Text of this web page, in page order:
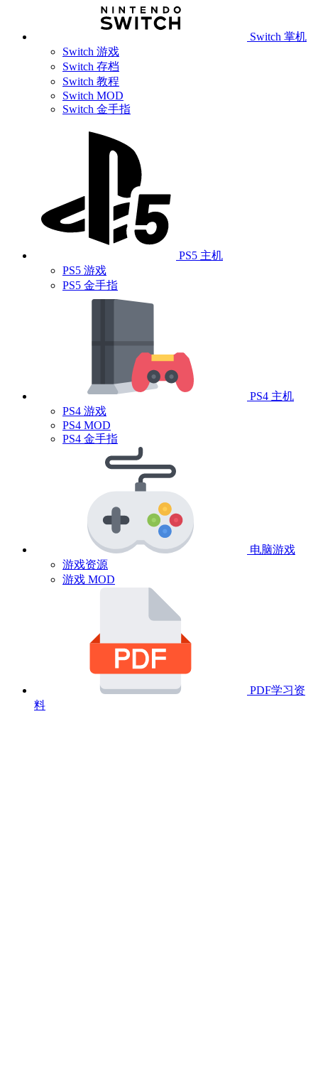
Switch 掌机
Switch 游戏
Switch 存档
Switch 教程
Switch MOD
Switch 金手指
PS5 主机
PS5 游戏
PS5 金手指
PS4 主机
PS4 游戏
PS4 MOD
PS4 金手指
电脑游戏
游戏资源
游戏 MOD
PDF学习资
料